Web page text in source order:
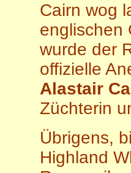
Cairn wog
englischen
wurde der
offizielle
Alastair
Züchterin
Übrigens,
Highland